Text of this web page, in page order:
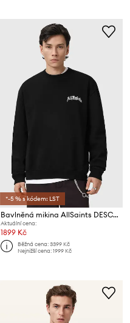
*-5 % s kódem: LST
Bavlněná mikina AllSaints DESCENT
Aktuální cena:
1899 Kč
Běžná cena:3399 Kč
Nejnižší cena:1999 Kč